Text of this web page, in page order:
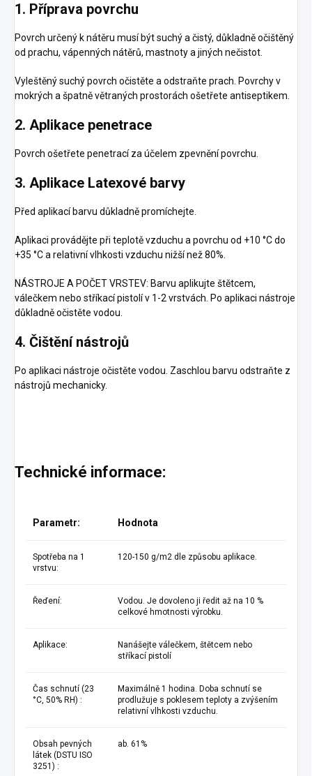
1. Příprava povrchu
Povrch určený k nátěru musí být suchý a čistý, důkladně očištěný
od prachu, vápenných nátěrů, mastnoty a jiných nečistot.
Vyleštěný suchý povrch očistěte a odstraňte prach. Povrchy v
mokrých a špatně větraných prostorách ošetřete antiseptikem.
2. Aplikace penetrace
Povrch ošetřete penetrací za účelem zpevnění povrchu.
3. Aplikace Latexové barvy
Před aplikací barvu důkladně promíchejte.
Aplikaci provádějte při teplotě vzduchu a povrchu od +10 °C do
+35 °C a relativní vlhkosti vzduchu nižší než 80%.
NÁSTROJE A POČET VRSTEV: Barvu aplikujte štětcem,
válečkem nebo stříkací pistolí v 1-2 vrstvách. Po aplikaci nástroje
důkladně očistěte vodou.
4. Čištění nástrojů
Po aplikaci nástroje očistěte vodou. Zaschlou barvu odstraňte z
nástrojů mechanicky.
Technické informace:
Parametr: Hodnota
Spotřeba na 1
vrstvu:
120-150 g/m2 dle způsobu aplikace.
Řeďení:
Vodou. Je dovoleno ji ředit až na 10 %
celkové hmotnosti výrobku.
Aplikace:
Nanášejte válečkem, štětcem nebo
stříkací pistolí
Čas schnutí (23
°С, 50% RH) :
Maximálně 1 hodina. Doba schnutí se
prodlužuje s poklesem teploty a zvýšením
relativní vlhkosti vzduchu.
Obsah pevných
látek (DSTU ISO
3251) :
ab. 61%